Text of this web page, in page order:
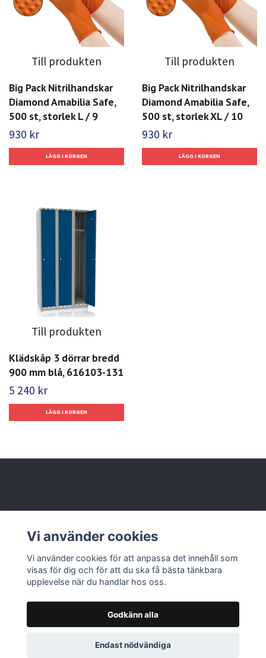
Till produkten
Big Pack Nitrilhandskar
Diamond Amabilia Safe,
500 st, storlek L / 9
930 kr
Till produkten
Big Pack Nitrilhandskar
Diamond Amabilia Safe,
500 st, storlek XL / 10
930 kr
Till produkten
Klädskåp 3 dörrar bredd
900 mm blå, 616103-131
5 240 kr
Läs mer
© 2026 Nolbox AB
Vi använder cookies
Vi använder cookies för att anpassa det innehåll som
visas för dig och för att du ska få bästa tänkbara
upplevelse när du handlar hos oss.
Godkänn alla
Endast nödvändiga